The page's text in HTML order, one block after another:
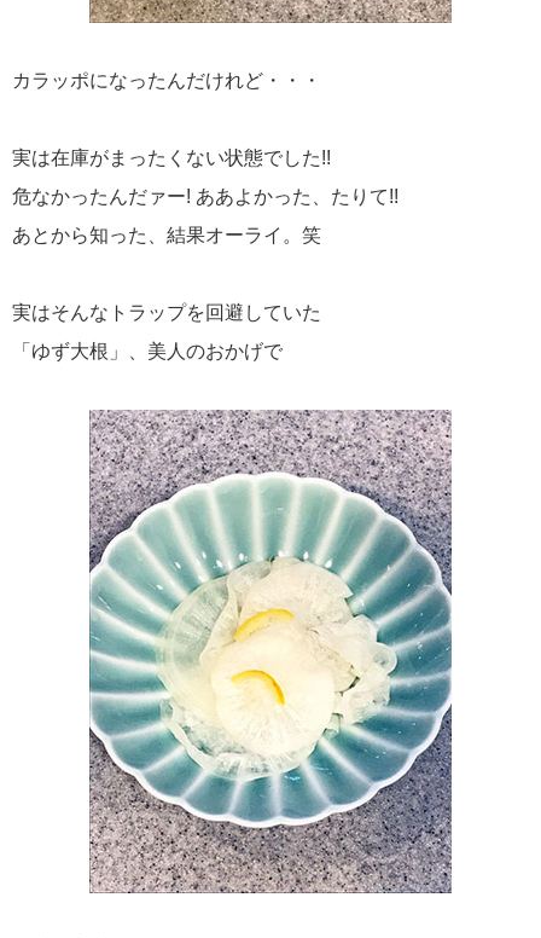
カラッポになったんだけれど・・・
実は在庫がまったくない状態でした!!
危なかったんだァー! ああよかった、たりて!!
あとから知った、結果オーライ。笑
実はそんなトラップを回避していた
「ゆず大根」、美人のおかげで